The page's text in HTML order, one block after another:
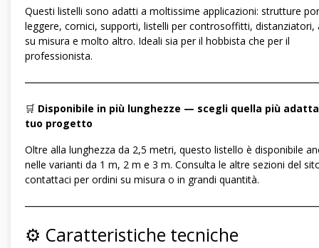
Questi listelli sono adatti a moltissime applicazioni: strutture
leggere, cornici, supporti, listelli per controsoffitti, distanziatori,
su misura e molto altro. Ideali sia per il hobbista che per il
professionista.
🛒 Disponibile in più lunghezze — scegli quella più
tuo progetto
Oltre alla lunghezza da 2,5 metri, questo listello è disponibile
nelle varianti da 1 m, 2 m e 3 m. Consulta le altre sezioni del
contattaci per ordini su misura o in grandi quantità.
⚙️ Caratteristiche tecniche